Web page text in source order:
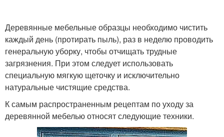
Деревянные мебельные образцы необходимо чистить
каждый день (протирать пыль), раз в неделю проводить
генеральную уборку, чтобы отчищать трудные
загрязнения. При этом следует использовать
специальную мягкую щеточку и исключительно
натуральные чистящие средства.
К самым распространенным рецептам по уходу за
деревянной мебелью относят следующие техники.